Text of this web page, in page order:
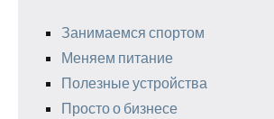
Занимаемся спортом
Меняем питание
Полезные устройства
Просто о бизнесе